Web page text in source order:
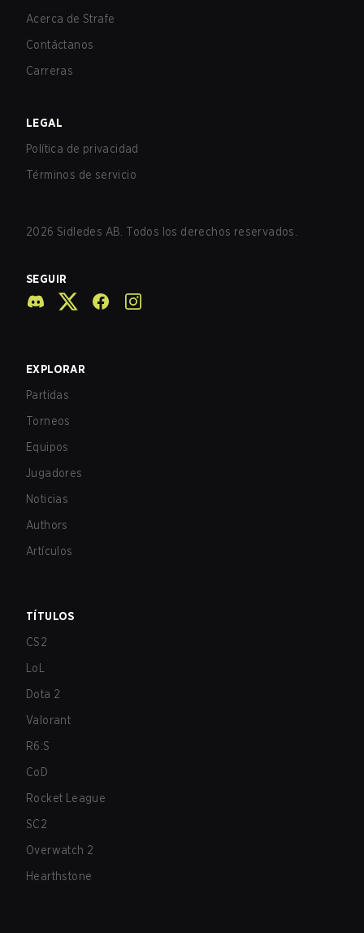
Acerca de Strafe
Contáctanos
Carreras
LEGAL
Política de privacidad
Términos de servicio
2026 Sidledes AB. Todos los derechos reservados.
SEGUIR
EXPLORAR
Partidas
Torneos
Equipos
Jugadores
Noticias
Authors
Artículos
TÍTULOS
CS2
LoL
Dota 2
Valorant
R6:S
CoD
Rocket League
SC2
Overwatch 2
Hearthstone